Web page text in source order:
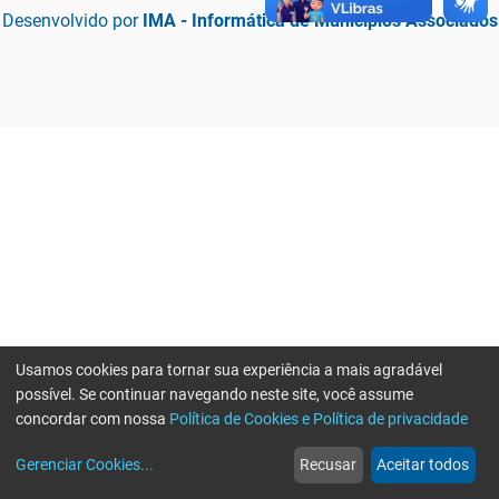
Desenvolvido por IMA - Informática de Municípios Associados
web
Notícias
more_horiz
Mais
Usamos cookies para tornar sua experiência a mais agradável
possível. Se continuar navegando neste site, você assume
concordar com nossa Política de Cookies e Política de privacidade
Gerenciar Cookies... Recusar Aceitar todos
Erro ao enviar informações, por favor tente novamente